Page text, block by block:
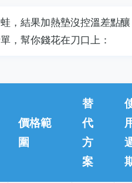
，結果加熱墊沒控溫差點釀
，幫你錢花在刀口上：
價格範
圍
替
代
方
案